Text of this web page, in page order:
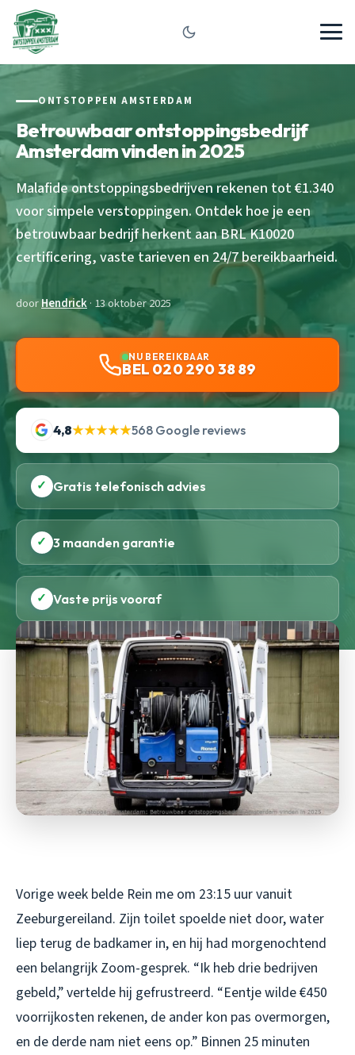
ONTSTOPPEN AMSTERDAM
Betrouwbaar ontstoppingsbedrijf
Amsterdam vinden in 2025
Malafide ontstoppingsbedrijven rekenen tot €1.340
voor simpele verstoppingen. Ontdek hoe je een
betrouwbaar bedrijf herkent aan BRL K10020
certificering, vaste tarieven en 24/7 bereikbaarheid.
doorHendrick· 13 oktober 2025
NU BEREIKBAAR
BEL 020 290 38 89
4,8★★★★★568 Google reviews
✓ Gratis telefonisch advies
✓ 3 maanden garantie
✓ Vaste prijs vooraf
Vorige week belde Rein me om 23:15 uur vanuit
Zeeburgereiland. Zijn toilet spoelde niet door, water
liep terug de badkamer in, en hij had morgenochtend
een belangrijk Zoom-gesprek. “Ik heb drie bedrijven
gebeld,” vertelde hij gefrustreerd. “Eentje wilde €450
voorrijkosten rekenen, de ander kon pas overmorgen,
en de derde nam niet eens op.” Binnen 25 minuten